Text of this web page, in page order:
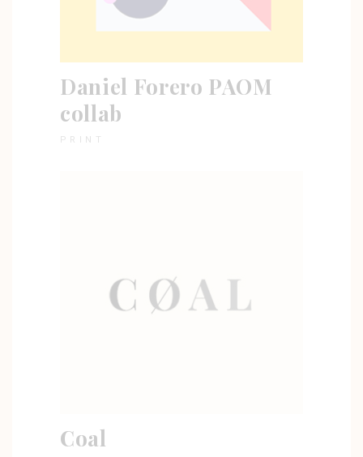
Daniel Forero PAOM
collab
PRINT
Coal